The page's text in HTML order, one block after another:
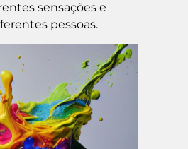
sensações e
pessoas.